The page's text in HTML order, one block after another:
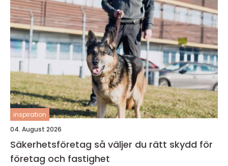
inspiration
04. August 2026
Säkerhetsföretag så väljer du rätt skydd för
företag och fastighet